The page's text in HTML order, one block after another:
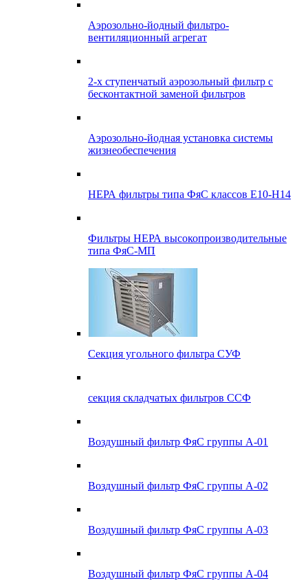
Аэрозольно-йодный фильтро-
вентиляционный агрегат
2-х ступенчатый аэрозольный фильтр с
бесконтактной заменой фильтров
Аэрозольно-йодная установка системы
жизнеобеспечения
НЕРА фильтры типа ФяС классов Е10-Н14
Фильтры НЕРА высокопроизводительные
типа ФяС-МП
Секция угольного фильтра СУФ
секция складчатых фильтров ССФ
Воздушный фильтр ФяС группы А-01
Воздушный фильтр ФяС группы А-02
Воздушный фильтр ФяС группы А-03
Воздушный фильтр ФяС группы А-04